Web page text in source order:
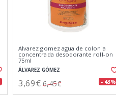
Alvarez gomez agua de colonia
concentrada desodorante roll-on
75ml
ÁLVAREZ GÓMEZ
3,69€ 6,45€ - 43%